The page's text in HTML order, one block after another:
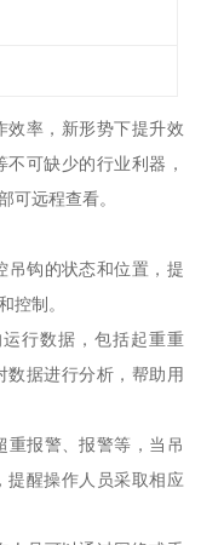
效率，新形势下提升效
可缺少的行业利器，
可远程查看。
吊钩的状态和位置，提
控制。
行数据，包括起重重
数据进行分析，帮助用
重报警、报警等，当吊
提醒操作人员采取相应